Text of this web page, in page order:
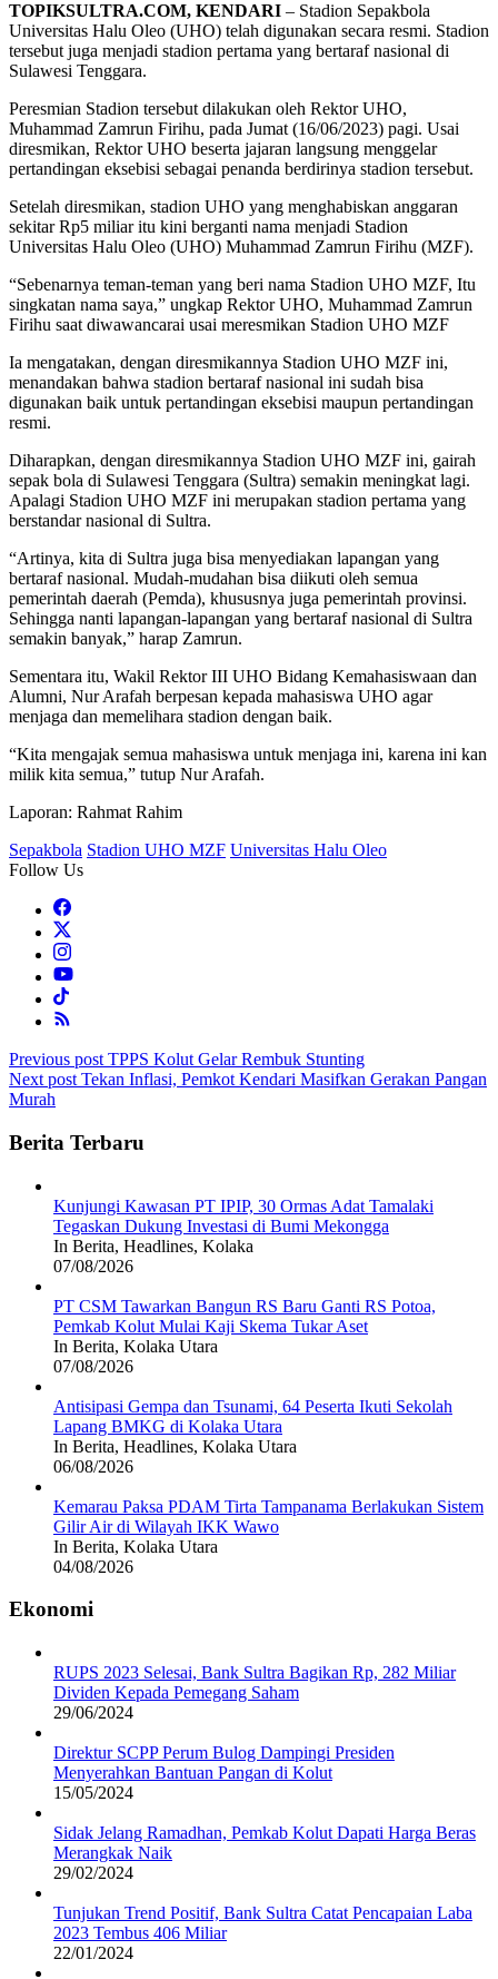
TOPIKSULTRA.COM, KENDARI – Stadion Sepakbola
Universitas Halu Oleo (UHO) telah digunakan secara resmi. Stadion
tersebut juga menjadi stadion pertama yang bertaraf nasional di
Sulawesi Tenggara.
Peresmian Stadion tersebut dilakukan oleh Rektor UHO,
Muhammad Zamrun Firihu, pada Jumat (16/06/2023) pagi. Usai
diresmikan, Rektor UHO beserta jajaran langsung menggelar
pertandingan eksebisi sebagai penanda berdirinya stadion tersebut.
Setelah diresmikan, stadion UHO yang menghabiskan anggaran
sekitar Rp5 miliar itu kini berganti nama menjadi Stadion
Universitas Halu Oleo (UHO) Muhammad Zamrun Firihu (MZF).
“Sebenarnya teman-teman yang beri nama Stadion UHO MZF, Itu
singkatan nama saya,” ungkap Rektor UHO, Muhammad Zamrun
Firihu saat diwawancarai usai meresmikan Stadion UHO MZF
Ia mengatakan, dengan diresmikannya Stadion UHO MZF ini,
menandakan bahwa stadion bertaraf nasional ini sudah bisa
digunakan baik untuk pertandingan eksebisi maupun pertandingan
resmi.
Diharapkan, dengan diresmikannya Stadion UHO MZF ini, gairah
sepak bola di Sulawesi Tenggara (Sultra) semakin meningkat lagi.
Apalagi Stadion UHO MZF ini merupakan stadion pertama yang
berstandar nasional di Sultra.
“Artinya, kita di Sultra juga bisa menyediakan lapangan yang
bertaraf nasional. Mudah-mudahan bisa diikuti oleh semua
pemerintah daerah (Pemda), khususnya juga pemerintah provinsi.
Sehingga nanti lapangan-lapangan yang bertaraf nasional di Sultra
semakin banyak,” harap Zamrun.
Sementara itu, Wakil Rektor III UHO Bidang Kemahasiswaan dan
Alumni, Nur Arafah berpesan kepada mahasiswa UHO agar
menjaga dan memelihara stadion dengan baik.
“Kita mengajak semua mahasiswa untuk menjaga ini, karena ini kan
milik kita semua,” tutup Nur Arafah.
Laporan: Rahmat Rahim
Sepakbola Stadion UHO MZF Universitas Halu Oleo
Follow Us
Post
navigation
Previous post TPPS Kolut Gelar Rembuk Stunting
Next post Tekan Inflasi, Pemkot Kendari Masifkan Gerakan Pangan
Murah
Berita Terbaru
Kunjungi Kawasan PT IPIP, 30 Ormas Adat Tamalaki
Tegaskan Dukung Investasi di Bumi Mekongga
In Berita, Headlines, Kolaka
07/08/2026
PT CSM Tawarkan Bangun RS Baru Ganti RS Potoa,
Pemkab Kolut Mulai Kaji Skema Tukar Aset
In Berita, Kolaka Utara
07/08/2026
Antisipasi Gempa dan Tsunami, 64 Peserta Ikuti Sekolah
Lapang BMKG di Kolaka Utara
In Berita, Headlines, Kolaka Utara
06/08/2026
Kemarau Paksa PDAM Tirta Tampanama Berlakukan Sistem
Gilir Air di Wilayah IKK Wawo
In Berita, Kolaka Utara
04/08/2026
Ekonomi
RUPS 2023 Selesai, Bank Sultra Bagikan Rp, 282 Miliar
Dividen Kepada Pemegang Saham
29/06/2024
Direktur SCPP Perum Bulog Dampingi Presiden
Menyerahkan Bantuan Pangan di Kolut
15/05/2024
Sidak Jelang Ramadhan, Pemkab Kolut Dapati Harga Beras
Merangkak Naik
29/02/2024
Tunjukan Trend Positif, Bank Sultra Catat Pencapaian Laba
2023 Tembus 406 Miliar
22/01/2024